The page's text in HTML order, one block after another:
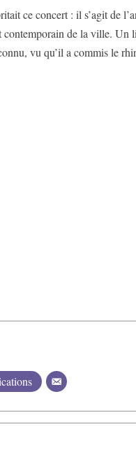
ce concert : il s’agit de
contemporain de la ville. Un
vu qu’il a commis le